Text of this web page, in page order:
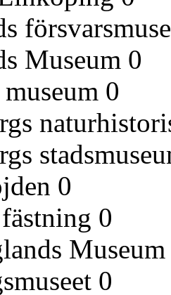
Museum 0
0
0
0
Museum
0